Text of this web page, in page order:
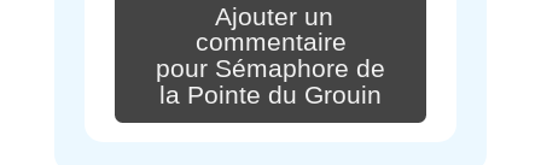
Ajouter un
commentaire
pour Sémaphore de
la Pointe du Grouin